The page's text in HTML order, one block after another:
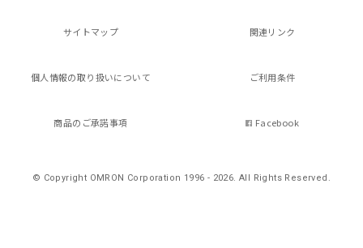
サイトマップ 関連リンク
個人情報の取り扱いについて ご利用条件
商品のご承諾事項 Facebook
© Copyright OMRON Corporation 1996 - 2026.All Rights Reserved.